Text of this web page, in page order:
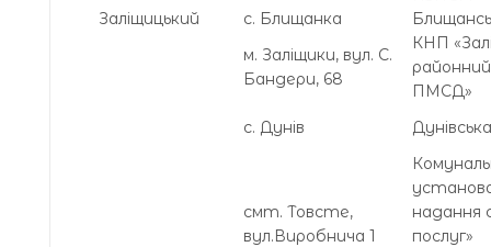
Заліщицький
с. Блищанка
м. Заліщики, вул. С.
Бандери, 68
КНП
ПМСД»
с. Дунів
смт. Товсте,
вул.Виробнича 1
надання
послуг»